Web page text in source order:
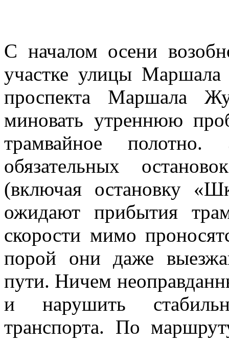
С началом осени
участке улицы
проспекта Маршала
миновать утреннюю
трамвайное полотно.
обязательных
(включая остановку
ожидают прибытия
скорости мимо
порой они даже
пути. Ничем
и нарушить
транспорта. По